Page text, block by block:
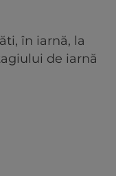
în iarnă, la
de iarnă